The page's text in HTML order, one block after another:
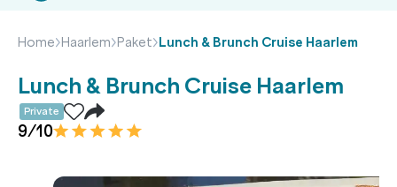
Home Haarlem Paket Lunch & Brunch Cruise Haarlem
Lunch & Brunch Cruise Haarlem
Private
9/10